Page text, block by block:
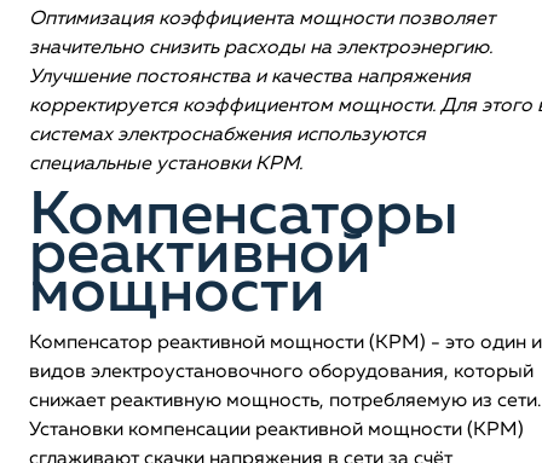
Оптимизация коэффициента мощности позволяет
значительно снизить расходы на электроэнергию.
Улучшение постоянства и качества напряжения
корректируется коэффициентом мощности. Для этого
системах электроснабжения используются
специальные установки КРМ.
Компенсаторы
реактивной
мощности
Компенсатор реактивной мощности (КРМ) - это один
видов электроустановочного оборудования, который
снижает реактивную мощность, потребляемую из сети.
Установки компенсации реактивной мощности (КРМ)